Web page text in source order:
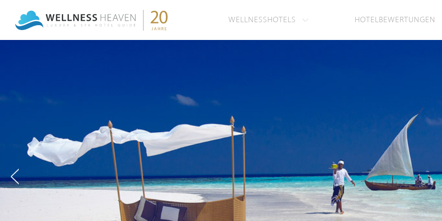
WELLNESSHOTELS HOTELBEWERTUNGEN